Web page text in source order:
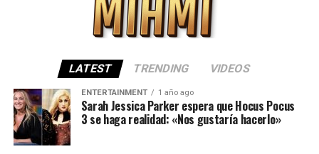
LATEST TRENDING VIDEOS
ENTERTAINMENT 1 año ago
Sarah Jessica Parker espera que Hocus Pocus
3 se haga realidad: «Nos gustaría hacerlo»